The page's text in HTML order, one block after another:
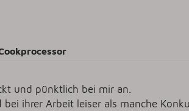
und pünktlich bei mir an.
bei ihrer Arbeit leiser als manche